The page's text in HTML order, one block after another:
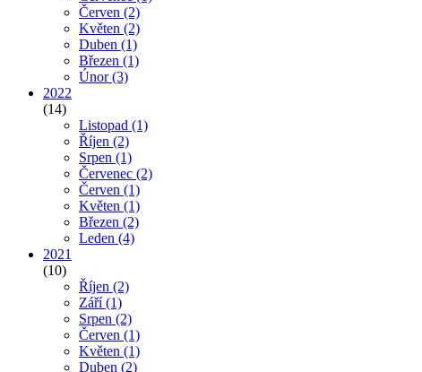
Červen (2)
Květen (2)
Duben (1)
Březen (1)
Únor(3)
2022
(14)
Listopad (1)
Říjen (2)
Srpen (1)
Červenec (2)
Červen (1)
Květen (1)
Březen (2)
Leden (4)
2021
(10)
Říjen (2)
Září(1)
Srpen (2)
Červen (1)
Květen (1)
Duben (2)